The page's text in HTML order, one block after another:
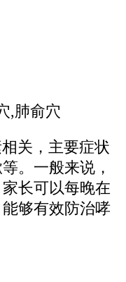
,肺俞穴
关，主要症状
。一般来说，
长可以每晚在
够有效防治哮